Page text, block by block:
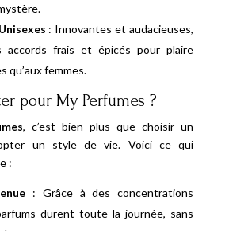
: Innovantes et audacieuses,
accords frais et épicés pour plaire
qu’aux femmes.
pour My Perfumes ?
, c’est bien plus que choisir un
un style de vie. Voici ce qui
:
: Grâce à des concentrations
durent toute la journée, sans